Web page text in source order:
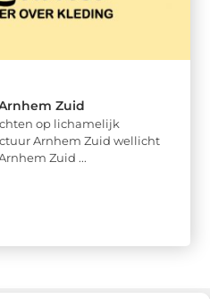
Zuid
op lichamelijk
Arnhem Zuid wellicht
Zuid ...